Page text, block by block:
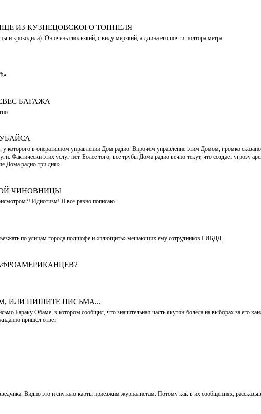
ИЗ КУЗНЕЦОВСКОГО ТОННЕЛЯ
и крокодила). Он очень скользкий, с виду мерзкий, а длина его почти полтора метра
БАГАЖА
в оперативном управлении Дом радио. Впрочем управление этим Домом, громко
Фактически этих услуг нет. Более того, все трубы Дома радио вечно текут, что создает
Дома радио три дня»
ЧИНОВНИЦЫ
Идиотизм! Я все равно пописаю...
по улицам города подшофе и «плющить» мешающих ему сотрудников ГИБДД
ИЛИ ПИШИТЕ ПИСЬМА...
Бараку Обаме, в котором сообщил, что значительная часть якутян болела на выборах за его
пришел ответ
Видно это и спутало карты приезжим журналистам. Потому как в их сообщениях,